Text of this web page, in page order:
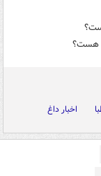
هست؟
اخبار داغ